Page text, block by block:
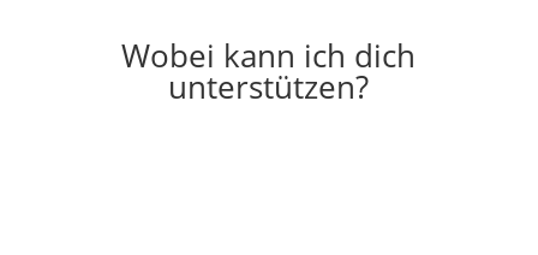
Wobei kann ich dich
unterstützen?